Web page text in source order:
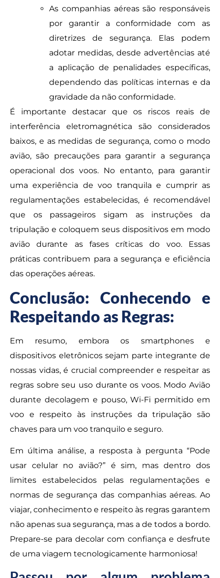
As companhias aéreas são responsáveis
por garantir a conformidade com as
diretrizes de segurança. Elas podem
adotar medidas, desde advertências até
a aplicação de penalidades específicas,
dependendo das políticas internas e da
gravidade da não conformidade.
É importante destacar que os riscos reais de
interferência eletromagnética são considerados
baixos, e as medidas de segurança, como o modo
avião, são precauções para garantir a segurança
operacional dos voos. No entanto, para garantir
uma experiência de voo tranquila e cumprir as
regulamentações estabelecidas, é recomendável
que os passageiros sigam as instruções da
tripulação e coloquem seus dispositivos em modo
avião durante as fases críticas do voo. Essas
práticas contribuem para a segurança e eficiência
das operações aéreas.
Conclusão: Conhecendo e
Respeitando as Regras:
Em resumo, embora os smartphones e
dispositivos eletrônicos sejam parte integrante de
nossas vidas, é crucial compreender e respeitar as
regras sobre seu uso durante os voos. Modo Avião
durante decolagem e pouso, Wi-Fi permitido em
voo e respeito às instruções da tripulação são
chaves para um voo tranquilo e seguro.
Em última análise, a resposta à pergunta “Pode
usar celular no avião?” é sim, mas dentro dos
limites estabelecidos pelas regulamentações e
normas de segurança das companhias aéreas. Ao
viajar, conhecimento e respeito às regras garantem
não apenas sua segurança, mas a de todos a bordo.
Prepare-se para decolar com confiança e desfrute
de uma viagem tecnologicamente harmoniosa!